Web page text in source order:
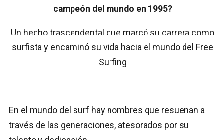
campeón del mundo en 1995?
Un hecho trascendental que marcó su carrera como
surfista y encaminó su vida hacia el mundo del Free
Surfing
En el mundo del surf hay nombres que resuenan a
través de las generaciones, atesorados por su